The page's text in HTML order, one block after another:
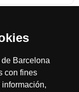
Barcelona
con fines